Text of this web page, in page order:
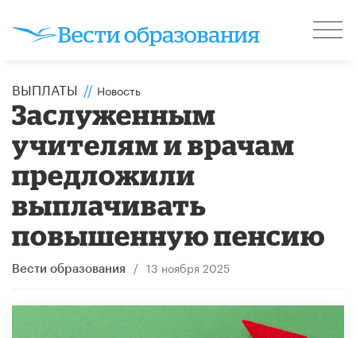
ВЫПЛАТЫ // Новость
Заслуженным
учителям и врачам
предложили
выплачивать
повышенную пенсию
Вести образования / 13 ноября 2025